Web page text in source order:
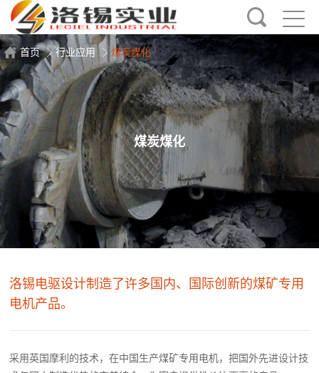
煤炭煤化
首页 行业应用 煤炭煤化
洛锡电驱设计制造了许多国内、国际创新的煤矿专用
电机产品。
采用英国摩利的技术，在中国生产煤矿专用电机，把国外先进设计技